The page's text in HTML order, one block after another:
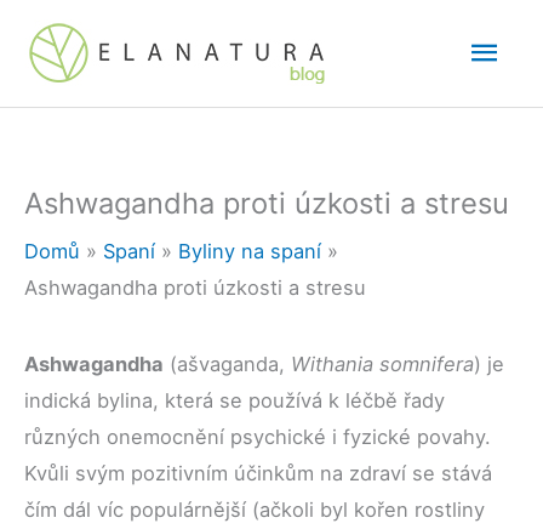
Přeskočit
obsah
Ashwagandha proti úzkosti a stresu
Domů Spaní
Byliny na spaní
Ashwagandha proti úzkosti a stresu
Ashwagandha (ašvaganda, Withania somnifera) je
indická bylina, která se používá k léčbě řady
různých onemocnění psychické i fyzické povahy.
Kvůli svým pozitivním účinkům na zdraví se stává
čím dál víc populárnější (ačkoli byl kořen rostliny